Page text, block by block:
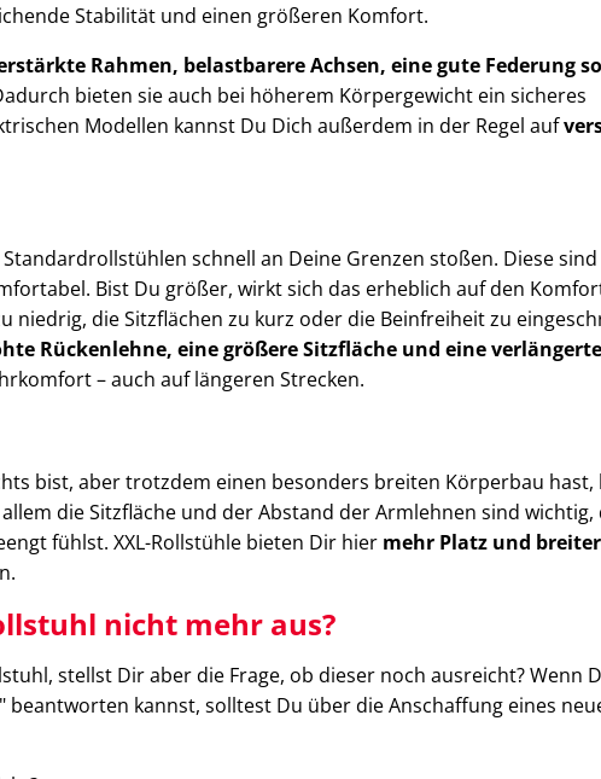
Stabilität und einen größeren Komfort.
Rahmen, belastbarere Achsen, eine gute Federung
bieten sie auch bei höherem Körpergewicht ein sicheres
Modellen kannst Du Dich außerdem in der Regel auf
schnell an Deine Grenzen stoßen. Diese
Bist Du größer, wirkt sich das erheblich auf den
niedrig, die Sitzflächen zu kurz oder die Beinfreiheit zu
Rückenlehne, eine größere Sitzfläche und eine verlängerte
– auch auf längeren Strecken.
bist, aber trotzdem einen besonders breiten Körperbau hast,
die Sitzfläche und der Abstand der Armlehnen sind
fühlst. XXL-Rollstühle bieten Dir hier mehr Platz und
nicht mehr aus?
stellst Dir aber die Frage, ob dieser noch ausreicht? Wenn
beantworten kannst, solltest Du über die Anschaffung eines